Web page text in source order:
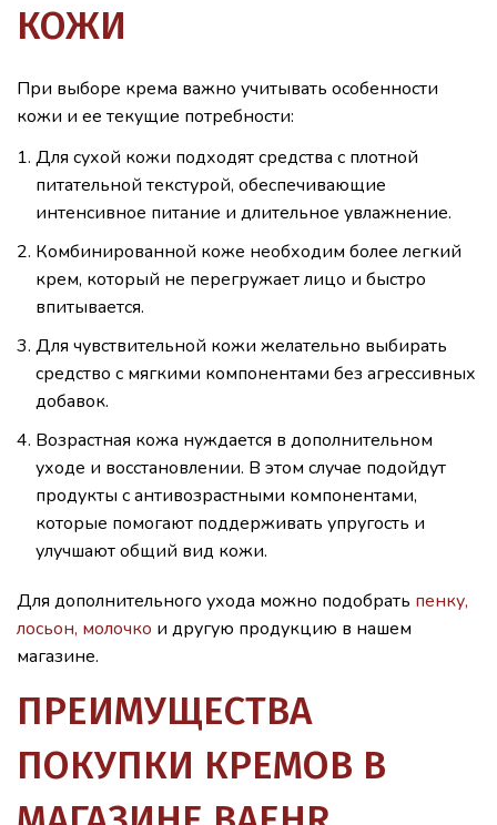
КОЖИ
При выборе крема важно учитывать особенности
кожи и ее текущие потребности:
Для сухой кожи подходят средства с плотной
питательной текстурой, обеспечивающие
интенсивное питание и длительное увлажнение.
Комбинированной коже необходим более легкий
крем, который не перегружает лицо и быстро
впитывается.
Для чувствительной кожи желательно выбирать
средство с мягкими компонентами без агрессивных
добавок.
Возрастная кожа нуждается в дополнительном
уходе и восстановлении. В этом случае подойдут
продукты с антивозрастными компонентами,
которые помогают поддерживать упругость и
улучшают общий вид кожи.
Для дополнительного ухода можно подобрать пенку,
лосьон, молочко и другую продукцию в нашем
магазине.
ПРЕИМУЩЕСТВА
ПОКУПКИ КРЕМОВ В